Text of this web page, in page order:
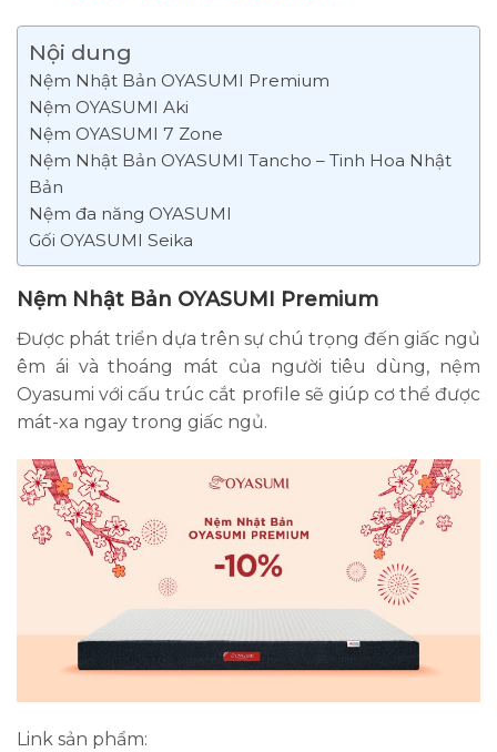
Nội dung
Nệm Nhật Bản OYASUMI Premium
Nệm OYASUMI Aki
Nệm OYASUMI 7 Zone
Nệm Nhật Bản OYASUMI Tancho – Tinh Hoa Nhật
Bản
Nệm đa năng OYASUMI
Gối OYASUMI Seika
Nệm Nhật Bản OYASUMI Premium
Được phát triển dựa trên sự chú trọng đến giấc ngủ
êm ái và thoáng mát của người tiêu dùng, nệm
Oyasumi với cấu trúc cắt profile sẽ giúp cơ thể được
mát-xa ngay trong giấc ngủ.
Link sản phẩm: